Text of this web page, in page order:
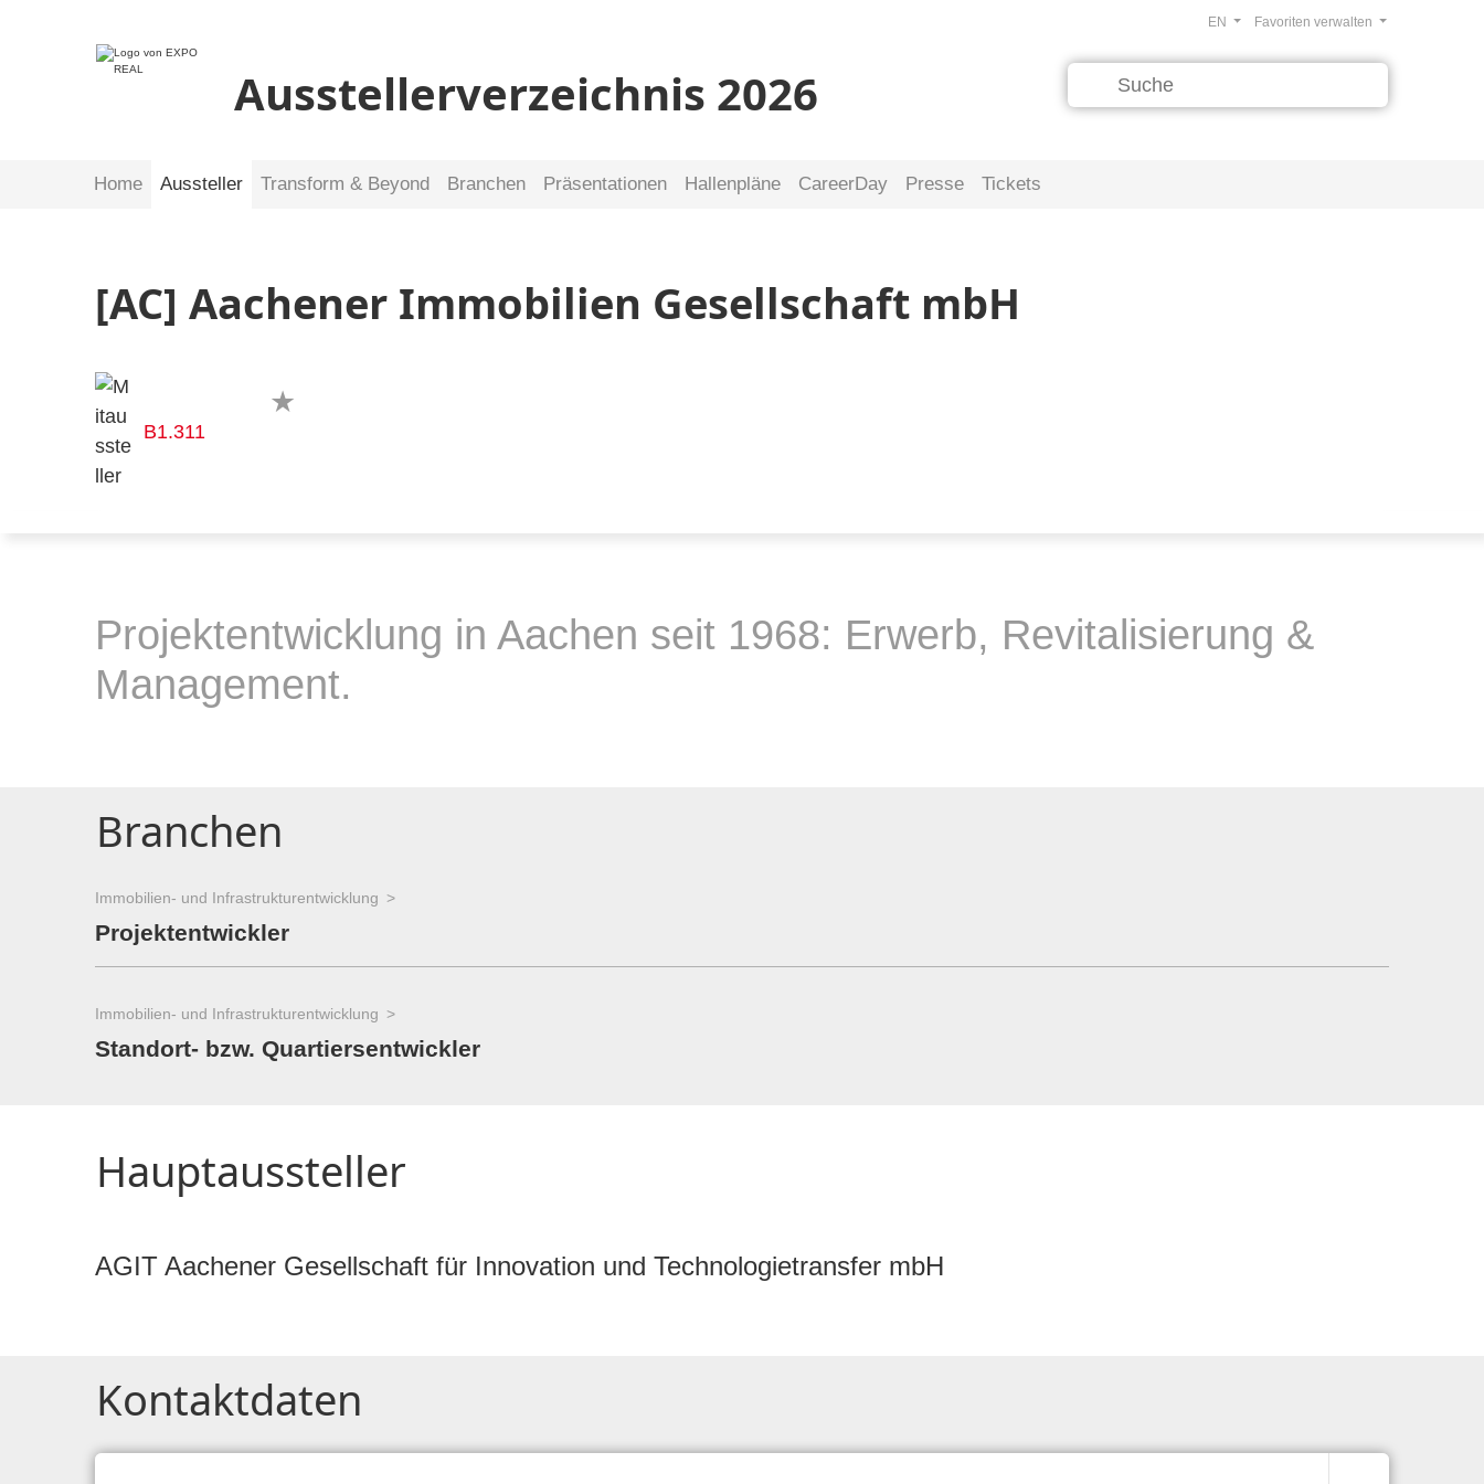
Ausstellerverzeichnis 2026
Favoriten verwalten
EN
Home Aussteller Transform & Beyond Branchen Präsentationen Hallenpläne CareerDay Presse Tickets
[AC] Aachener Immobilien Gesellschaft mbH
B1.311
Projektentwicklung in Aachen seit 1968: Erwerb, Revitalisierung &
Management.
Branchen
Immobilien- und Infrastrukturentwicklung
Projektentwickler
Immobilien- und Infrastrukturentwicklung
Standort- bzw. Quartiersentwickler
Hauptaussteller
AGIT Aachener Gesellschaft für Innovation und Technologietransfer mbH
Kontaktdaten